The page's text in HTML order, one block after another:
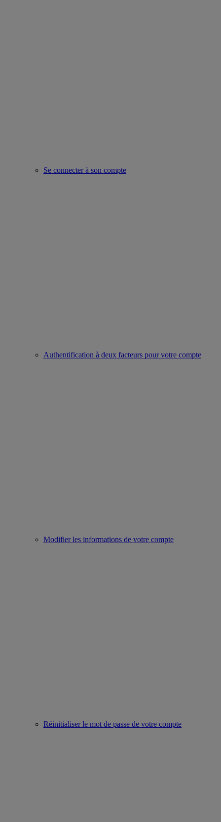
Se connecter à son compte
Authentification à deux facteurs pour votre compte
Modifier les informations de votre compte
Réinitialiser le mot de passe de votre compte